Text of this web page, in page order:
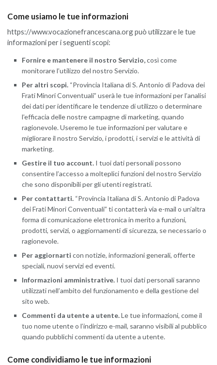
Come usiamo le tue informazioni
https://www.vocazionefrancescana.org può utilizzare le tue
informazioni per i seguenti scopi:
Fornire e mantenere il nostro Servizio,così come
monitorare l’utilizzo del nostro Servizio.
Per altri scopi. “Provincia Italiana di S. Antonio di Padova dei
Frati Minori Conventuali” userà le tue informazioni per l’analisi
dei dati per identificare le tendenze di utilizzo o determinare
l’efficacia delle nostre campagne di marketing, quando
ragionevole. Useremo le tue informazioni per valutare e
migliorare il nostro Servizio, i prodotti, i servizi e le attività di
marketing.
Gestire il tuo account. I tuoi dati personali possono
consentire l’accesso a molteplici funzioni del nostro Servizio
che sono disponibili per gli utenti registrati.
Per contattarti. “Provincia Italiana di S. Antonio di Padova
dei Frati Minori Conventuali” ti contatterà via e-mail o un’altra
forma di comunicazione elettronica in merito a funzioni,
prodotti, servizi, o aggiornamenti di sicurezza, se necessario o
ragionevole.
Per aggiornarti con notizie, informazioni generali, offerte
speciali, nuovi servizi ed eventi.
Informazioni amministrative. I tuoi dati personali saranno
utilizzati nell’ambito del funzionamento e della gestione del
sito web.
Commenti da utente a utente.Le tue informazioni, come il
tuo nome utente o l’indirizzo e-mail, saranno visibili al pubblico
quando pubblichi commenti da utente a utente.
Come condividiamo le tue informazioni